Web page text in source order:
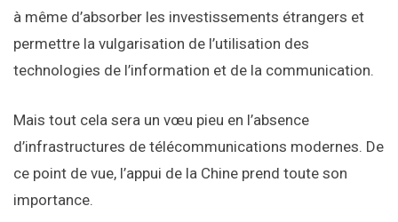
à même d’absorber les investissements étrangers et
permettre la vulgarisation de l’utilisation des
technologies de l’information et de la communication.
Mais tout cela sera un vœu pieu en l’absence
d’infrastructures de télécommunications modernes. De
ce point de vue, l’appui de la Chine prend toute son
importance.